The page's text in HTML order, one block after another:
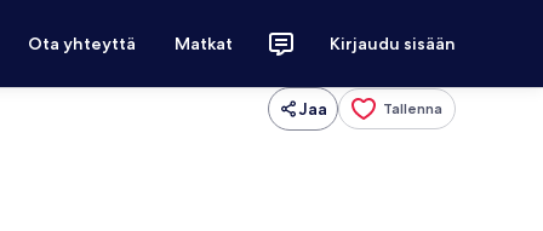
Ota yhteyttä Matkat Kirjaudu sisään
Jaa Tallenna